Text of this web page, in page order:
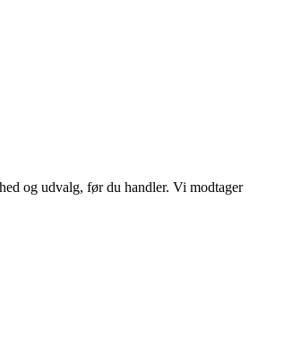
og udvalg, før du handler. Vi modtager